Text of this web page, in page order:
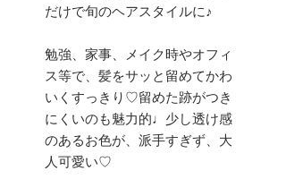
だけで旬のヘアスタイルに♪
勉強、家事、メイク時やオフィ
ス等で、髪をサッと留めてかわ
いくすっきり♡留めた跡がつき
にくいのも魅力的♩少し透け感
のあるお色が、派手すぎず、大
人可愛い♡